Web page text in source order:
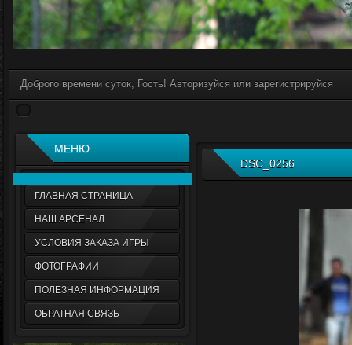
Доброго времени суток, Гость! Авторизуйся или зарегистрируйся
МЕНЮ
ГЛАВНАЯ СТРАНИЦА
НАШ АРСЕНАЛ
УСЛОВИЯ ЗАКАЗА ИГРЫ
ФОТОГРАФИИ
ПОЛЕЗНАЯ ИНФОРМАЦИЯ
ОБРАТНАЯ СВЯЗЬ
DSC_0256